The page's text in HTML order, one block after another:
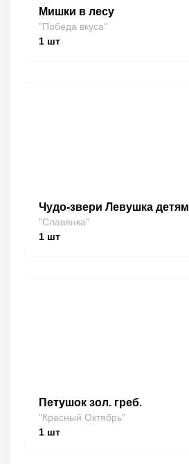
Мишки в лесу
"Победа вкуса"
1 шт
Чудо-звери Левушка детям
"Славянка"
1 шт
Петушок зол. греб.
"Красный Октябрь"
1 шт